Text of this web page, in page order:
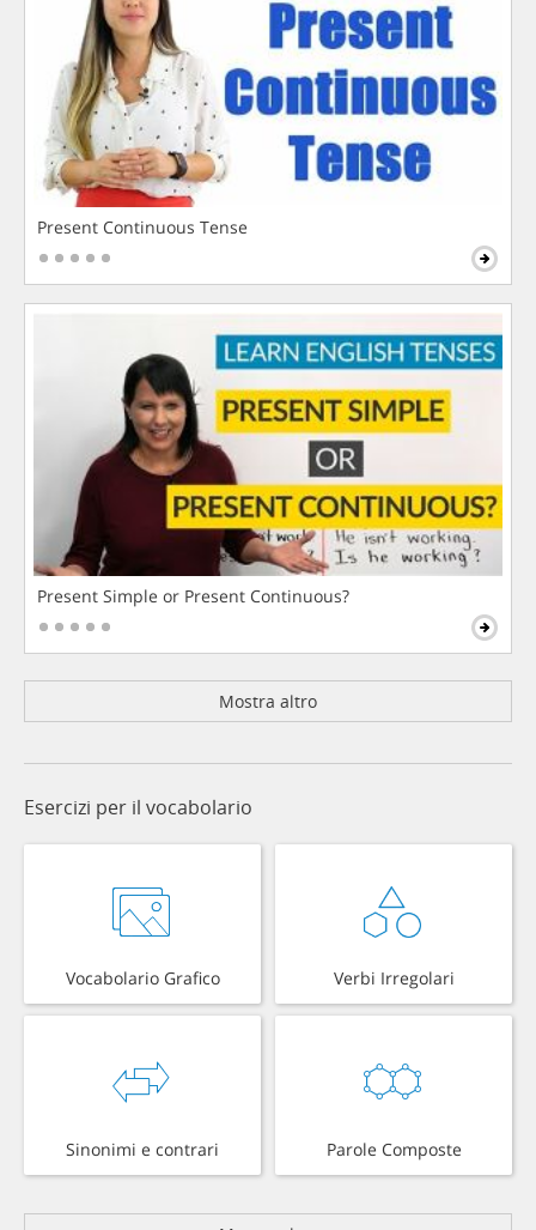
Present Continuous Tense
Present Simple or Present Continuous?
Mostra altro
Esercizi per il vocabolario
Vocabolario Grafico Verbi Irregolari
Sinonimi e contrari Parole Composte